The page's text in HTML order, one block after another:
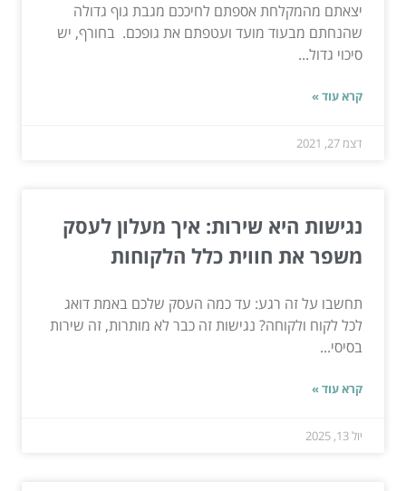
יצאתם מהמקלחת אספתם לחיככם מגבת גוף גדולה
שהנחתם מבעוד מועד ועטפתם את גופכם. בחורף, יש
סיכוי גדול...
קרא עוד »
דצמ 27, 2021
נגישות היא שירות: איך מעלון לעסק
משפר את חווית כלל הלקוחות
תחשבו על זה רגע: עד כמה העסק שלכם באמת דואג
לכל לקוח ולקוחה? נגישות זה כבר לא מותרות, זה שירות
בסיסי...
קרא עוד »
יול 13, 2025